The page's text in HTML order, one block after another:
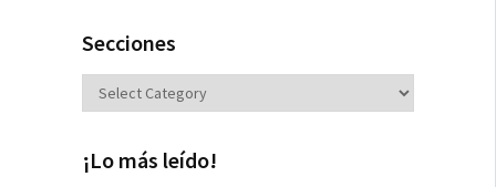
Secciones
Secciones
¡Lo más leído!